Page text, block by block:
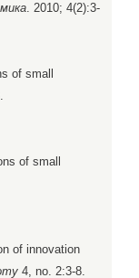
. 2010; 4(2):3-
of small
of small
of innovation
4, no. 2:3-8.